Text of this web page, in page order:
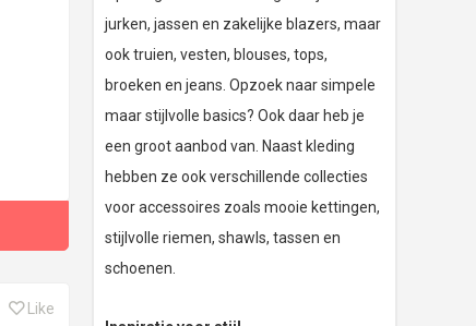
Like
jurken, jassen en zakelijke blazers, maar
ook truien, vesten, blouses, tops,
broeken en jeans. Opzoek naar simpele
maar stijlvolle basics? Ook daar heb je
een groot aanbod van. Naast kleding
hebben ze ook verschillende collecties
voor accessoires zoals mooie kettingen,
stijlvolle riemen, shawls, tassen en
schoenen.